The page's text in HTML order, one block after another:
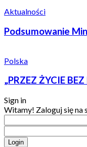
Aktualności
Podsumowanie
Polska
„PRZEZ ŻYCIE
Sign in
Witamy! Zaloguj się na